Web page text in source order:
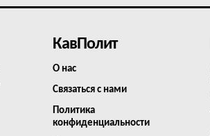
КавПолит
О нас
Связаться с нами
Политика
конфиденциальности